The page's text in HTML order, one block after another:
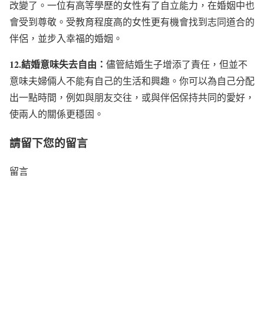
改變了。一位有高等學歷的女性有了自立能力，在婚姻中也
會受到尊敬。受教育程度高的女性更有機會找到志同道合的
伴侶，並步入幸福的婚姻。
12.結婚意味失去自由： 儘管結婚生子增添了責任，但並不
意味夫婦倆人不能有自己的生活和興趣。你可以為自己分配
出一點時間，例如與朋友交往，或與伴侶保持共同的愛好，
使兩人的關係更穩固。
請留下您的留言
留言